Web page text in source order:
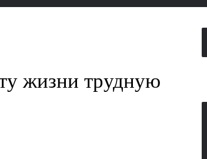
жизни трудную